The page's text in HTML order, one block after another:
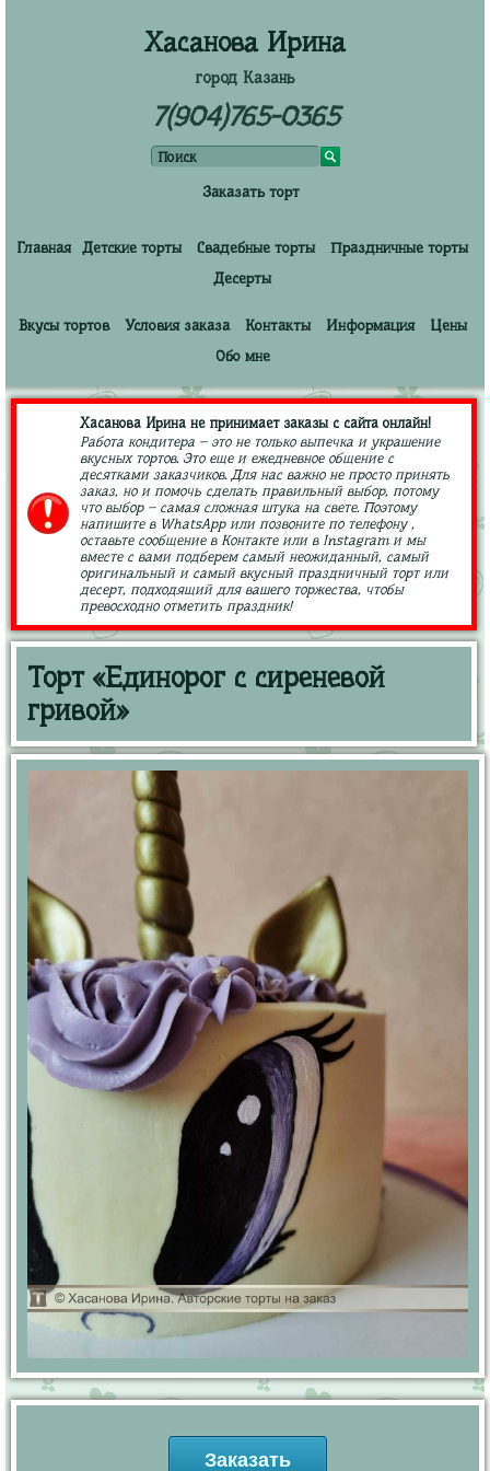
Хасанова Ирина
город Казань
7(904)765-0365
Заказать торт
Главная Детские торты Свадебные торты
Праздничные торты
Десерты
Вкусы тортов Условия заказа Контакты Информация
Цены
Обо мне
Хасанова Ирина не принимает заказы с сайта онлайн!
Работа кондитера – это не только выпечка и украшение
вкусных тортов. Это еще и ежедневное общение с
десятками заказчиков. Для нас важно не просто принять
заказ, но и помочь сделать правильный выбор, потому
что выбор – самая сложная штука на свете. Поэтому
напишите в WhatsApp или позвоните по телефону ,
оставьте сообщение в Контакте или в Instagram и мы
вместе с вами подберем самый неожиданный, самый
оригинальный и самый вкусный праздничный торт или
десерт, подходящий для вашего торжества, чтобы
превосходно отметить праздник!
Торт «Единорог с сиреневой
гривой»
Заказать